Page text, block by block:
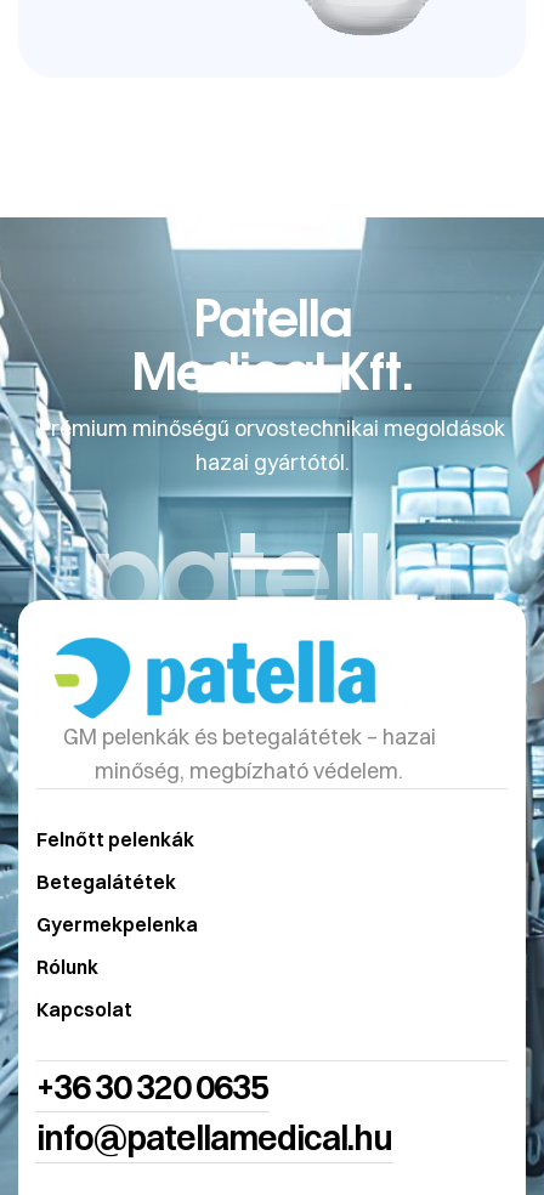
Patella
Medical Kft.
Prémium minőségű orvostechnikai megoldások
hazai gyártótól.
patella
GM pelenkák és betegalátétek – hazai
minőség, megbízható védelem.
Felnőtt pelenkák
Betegalátétek
Gyermekpelenka
Rólunk
Kapcsolat
+36 30 320 0635
info@patellamedical.hu